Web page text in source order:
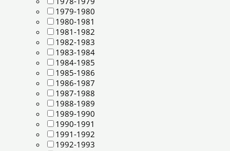
1979-1980
1980-1981
1981-1982
1982-1983
1983-1984
1984-1985
1985-1986
1986-1987
1987-1988
1988-1989
1989-1990
1990-1991
1991-1992
1992-1993